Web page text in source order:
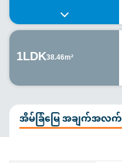
1LDK38.46m²
အိမ်ခြံမြေ အချက်အလက်